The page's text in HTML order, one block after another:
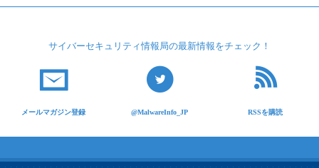
サイバーセキュリティ情報局の最新情報をチェック！
メールマガジン登録 @MalwareInfo_JP RSSを購読